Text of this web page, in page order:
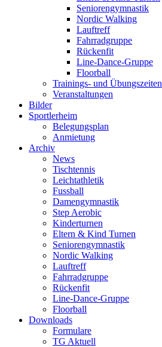
Seniorengymnastik
Nordic Walking
Lauftreff
Fahrradgruppe
Rückenfit
Line-Dance-Gruppe
Floorball
Trainings- und Übungszeiten
Veranstaltungen
Bilder
Sportlerheim
Belegungsplan
Anmietung
Archiv
News
Tischtennis
Leichtathletik
Fussball
Damengymnastik
Step Aerobic
Kinderturnen
Eltern & Kind Turnen
Seniorengymnastik
Nordic Walking
Lauftreff
Fahrradgruppe
Rückenfit
Line-Dance-Gruppe
Floorball
Downloads
Formulare
TG Aktuell